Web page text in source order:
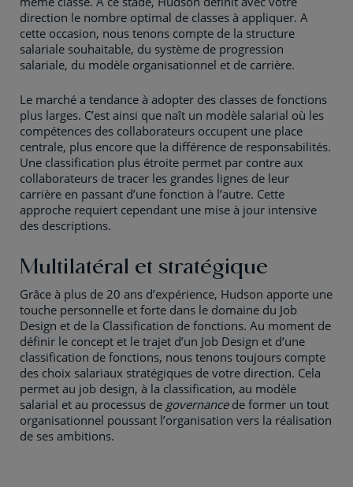
direction le nombre optimal de classes à appliquer. A
cette occasion, nous tenons compte de la structure
salariale souhaitable, du système de progression
salariale, du modèle organisationnel et de carrière.
Le marché a tendance à adopter des classes de fonctions
plus larges. C’est ainsi que naît un modèle salarial où les
compétences des collaborateurs occupent une place
centrale, plus encore que la différence de responsabilités.
Une classification plus étroite permet par contre aux
collaborateurs de tracer les grandes lignes de leur
carrière en passant d’une fonction à l’autre. Cette
approche requiert cependant une mise à jour intensive
des descriptions.
Multilatéral et stratégique
Grâce à plus de 20 ans d’expérience, Hudson apporte une
touche personnelle et forte dans le domaine du Job
Design et de la Classification de fonctions. Au moment de
définir le concept et le trajet d’un Job Design et d’une
classification de fonctions, nous tenons toujours compte
des choix salariaux stratégiques de votre direction. Cela
permet au job design, à la classification, au modèle
salarial et au processus de governancede former un tout
organisationnel poussant l’organisation vers la réalisation
de ses ambitions.